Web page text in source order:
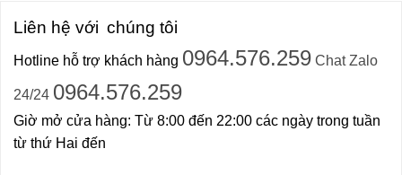
Liên hệ với chúng tôi
Hotline hỗ trợ khách hàng 0964.576.259Chat Zalo
24/24 0964.576.259
Giờ mở cửa hàng: Từ 8:00 đến 22:00 các ngày trong tuần
từ thứ Hai đến